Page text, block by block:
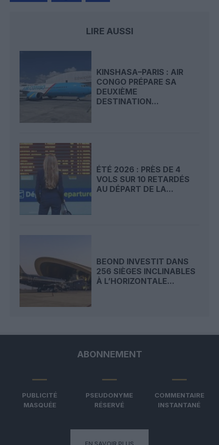
LIRE AUSSI
KINSHASA–PARIS : AIR
CONGO PRÉPARE SA
DEUXIÈME
DESTINATION...
ÉTÉ 2026 : PRÈS DE 4
VOLS SUR 10 RETARDÉS
AU DÉPART DE LA...
BEOND INVESTIT DANS
256 SIÈGES INCLINABLES
À L’HORIZONTALE...
ABONNEMENT
PUBLICITÉ
MASQUÉE
PSEUDONYME
RÉSERVÉ
COMMENTAIRE
INSTANTANÉ